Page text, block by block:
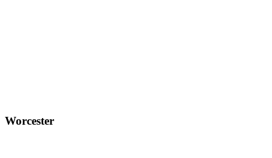
Worcester